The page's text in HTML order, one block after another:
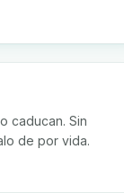
caducan. Sin
de por vida.